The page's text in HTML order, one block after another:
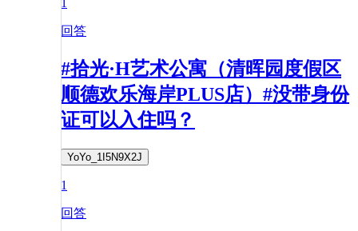
1
回答
#拾光·H艺术公寓（清晖园度假区
顺德欢乐海岸PLUS店）#没带身份
证可以入住吗？
YoYo_1I5N9X2J
1
回答